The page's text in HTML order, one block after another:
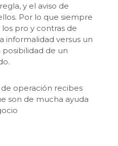
y el aviso de
Por lo que siempre
pro y contras de
informalidad versus un
de un
operación recibes
son de mucha ayuda